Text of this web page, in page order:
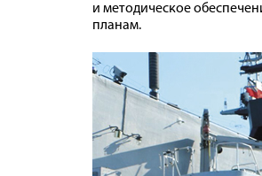
и методическое
планам.